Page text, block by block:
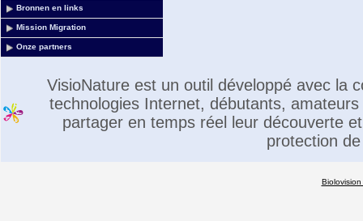
Bronnen en links
Mission Migration
Onze partners
VisioNature est un outil développé avec la
technologies Internet, débutants,
partager en temps réel leur découverte
protection
Biolovision